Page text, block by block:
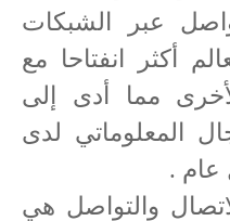
عبر الشبكات
أكثر انفتاحا مع
مما أدى إلى
المعلوماتي لدى
عام .
والتواصل هي